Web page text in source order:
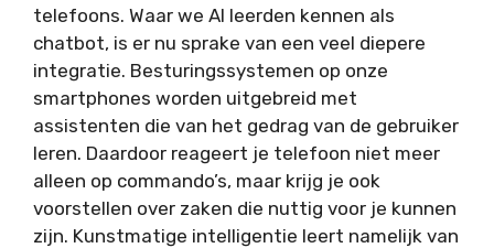
telefoons. Waar we AI leerden kennen als
chatbot, is er nu sprake van een veel diepere
integratie. Besturingssystemen op onze
smartphones worden uitgebreid met
assistenten die van het gedrag van de gebruiker
leren. Daardoor reageert je telefoon niet meer
alleen op commando’s, maar krijg je ook
voorstellen over zaken die nuttig voor je kunnen
zijn. Kunstmatige intelligentie leert namelijk van